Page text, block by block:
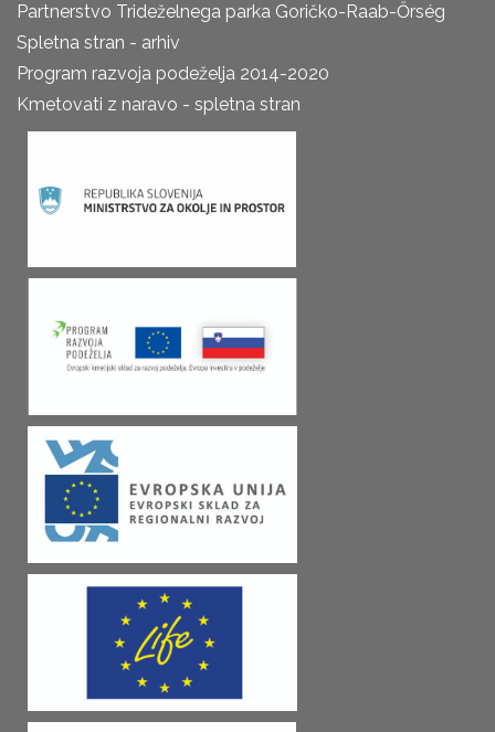
Partnerstvo Trideželnega parka Goričko-Raab-Őrség
Spletna stran - arhiv
Program razvoja podeželja 2014-2020
Kmetovati z naravo - spletna stran